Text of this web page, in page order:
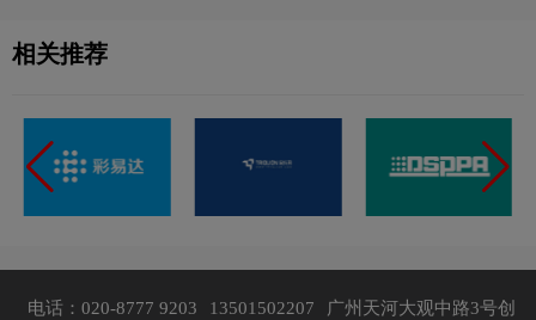
相关推荐
电话：020-8777 9203 13501502207
广州天河大观中路3号创